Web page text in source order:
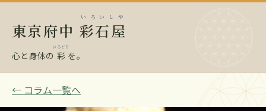
東京府中 彩石屋
いろいしや
心と身体の 彩
いろどり
を。
← コラム一覧へ